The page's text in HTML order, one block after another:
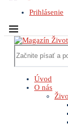
Prihlásenie
Úvod
O nás